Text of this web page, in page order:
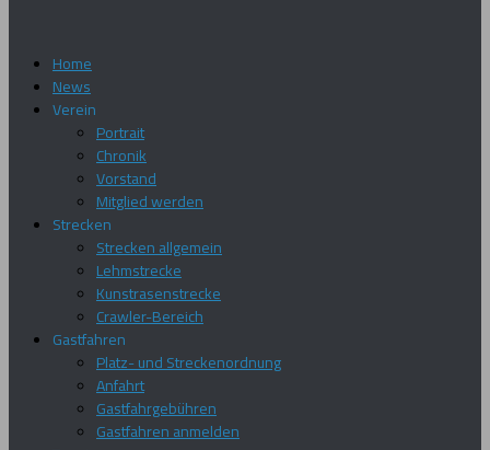
Home
News
Verein
Portrait
Chronik
Vorstand
Mitglied werden
Strecken
Strecken allgemein
Lehmstrecke
Kunstrasenstrecke
Crawler-Bereich
Gastfahren
Platz- und Streckenordnung
Anfahrt
Gastfahrgebühren
Gastfahren anmelden